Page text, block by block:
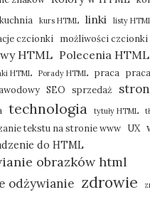
kuchnia kurs HTML linki listy
czcionki możliwości czcionki
HTML Polecenia HTML
HTML Porady HTML praca
SEO sprzedaż
technologia tytuły HTML
tekstu na stronie www UX
do HTML
obrazków html
odżywianie zdrowie